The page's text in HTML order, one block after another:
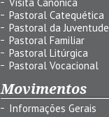
Pastoral Catequética
Pastoral da Juventude
Pastoral Familiar
Pastoral Litúrgica
Pastoral Vocacional
Movimentos
Informações Gerais